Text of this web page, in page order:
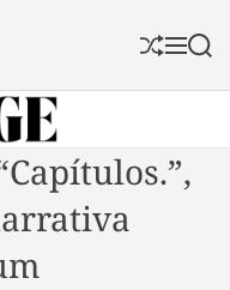
S
f
l
M S
c
h